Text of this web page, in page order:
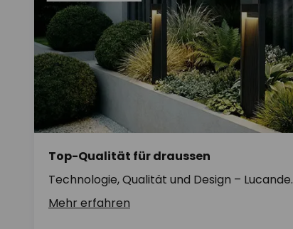
Top-Qualität für draussen
Technologie, Qualität und Design – Lucande.
Mehr erfahren